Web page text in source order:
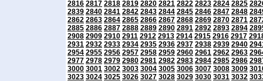
2816 2817 2818 2819 2820 2821 2822 2823 2824 2825
2839 2840 2841 2842 2843 2844 2845 2846 2847 2848
2862 2863 2864 2865 2866 2867 2868 2869 2870 2871
2885 2886 2887 2888 2889 2890 2891 2892 2893 2894
2908 2909 2910 2911 2912 2913 2914 2915 2916 2917
2931 2932 2933 2934 2935 2936 2937 2938 2939 2940
2954 2955 2956 2957 2958 2959 2960 2961 2962 2963
2977 2978 2979 2980 2981 2982 2983 2984 2985 2986
3000 3001 3002 3003 3004 3005 3006 3007 3008 3009
3023 3024 3025 3026 3027 3028 3029 3030 3031 3032